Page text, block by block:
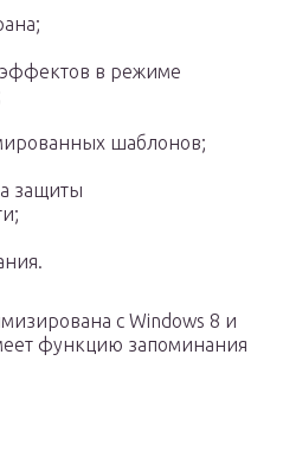
в режиме
шаблонов;
защиты
с Windows 8 и
функцию запоминания